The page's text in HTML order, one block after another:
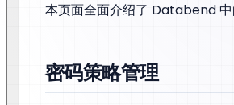
本页面全面介绍了 Databend
密码策略管理